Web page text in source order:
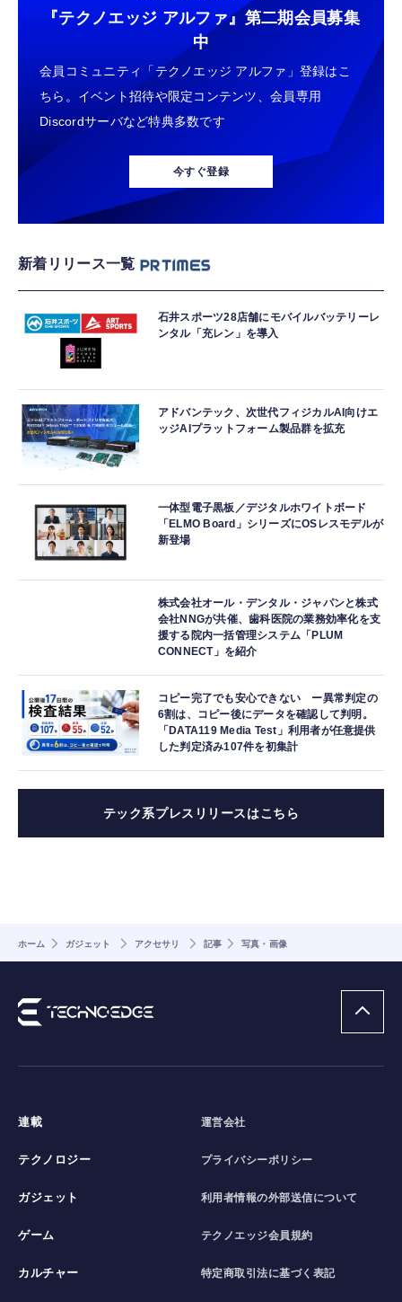
『テクノエッジ アルファ』 第二期会員募集
中
会員コミュニティ「テクノエッジ アルファ」登録はこ
ちら。イベント招待や限定コンテンツ、会員専用
Discordサーバなど特典多数です
今すぐ登録
新着リリース一覧
石井スポーツ28店舗にモバイルバッテリーレ
ンタル「充レン」を導入
アドバンテック、次世代フィジカルAI向けエ
ッジAIプラットフォーム製品群を拡充
一体型電子黒板／デジタルホワイトボード
「ELMO Board」シリーズにOSレスモデルが
新登場
株式会社オール・デンタル・ジャパンと株式
会社NNGが共催、歯科医院の業務効率化を支
援する院内一括管理システム「PLUM
CONNECT」を紹介
コピー完了でも安心できない ー異常判定の
6割は、コピー後にデータを確認して判明。
「DATA119 Media Test」利用者が任意提供
した判定済み107件を初集計
テック系プレスリリースはこちら
ホーム ガジェット アクセサリ 記事 写真・画像
連載
テクノロジー
ガジェット
ゲーム
カルチャー
運営会社
プライバシーポリシー
利用者情報の外部送信について
テクノエッジ会員規約
特定商取引法に基づく表記